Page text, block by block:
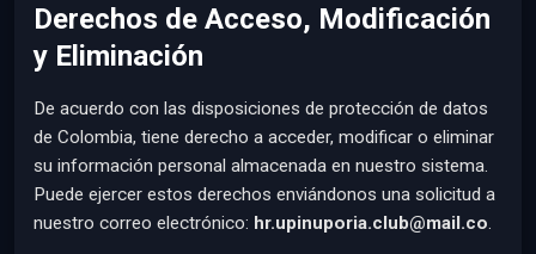
Derechos de Acceso, Modificación
y Eliminación
De acuerdo con las disposiciones de protección de datos
de Colombia, tiene derecho a acceder, modificar o eliminar
su información personal almacenada en nuestro sistema.
Puede ejercer estos derechos enviándonos una solicitud a
nuestro correo electrónico: hr.upinuporia.club@mail.co.